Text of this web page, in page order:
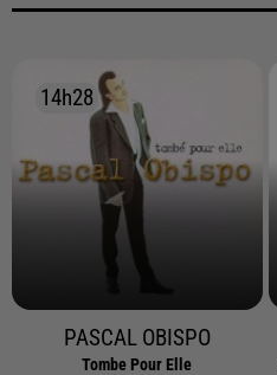
14h28
14h28
PASCAL OBISPO
Tombe Pour Elle